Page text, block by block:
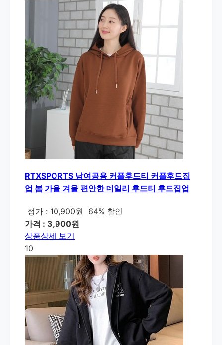
RTXSPORTS 남여공용 커플후드티 커플후드집
업 봄 가을 겨울 편안한 데일리 후드티 후드집업
정가 : 10,900원
64% 할인
가격 : 3,900원
상품상세 보기
10